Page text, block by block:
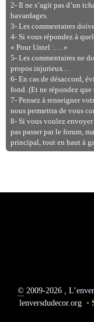
2- Il ne s’agit pas d’un
bavardages.
3- Les commentaires
4- Si vous répondez à
« Pour Untel :… »
5- Les commentaires ne
propos injurieux…
6- En cas de désaccord,
fond. (Et ne répondez
7- Pensez à renseigner
nous permettra de vous
8- Si vous voulez envoyer
pas passer par le forum,
principal, tout en haut à
©2009-2026 ,
lenversdudecor.org •